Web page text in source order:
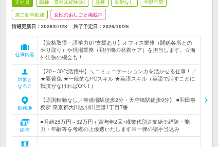
正社員 職種・業種未経験OK 急募 転勤なし 学歴不問
第二新卒歓迎 女性のおしごと掲載中
情報更新日：2026/07/28 終了予定日： 2026/10/26
仕事内容
【資格取得・語学力UP支援あり】オフィス業務（関係各所との
やり取り）や現場業務（飛行機の発着ケア）を担当します。☆海
外出張の機会も！
対象と
なる方
【20～30代活躍中】＼コミュニケーション力を活かせる仕事！／
★要普免 ★一般的なPCスキル ★英語スキル（英語で話すことに
抵抗がなければOK！）
勤務地
【原則転勤なし／整備場駅徒歩2分・天空橋駅徒歩9分】 ■羽田事
務所 東京都大田区羽田空港1丁目7番…
給与
■月給26万円～32万円＋賞与年2回+残業代別途支給※経験・能
力・年齢等を考慮の上優遇いたします※一律の諸手当込み